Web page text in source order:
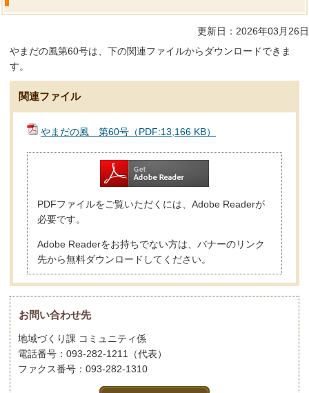
更新日：2026年03月26日
やまだの風第60号は、下の関連ファイルからダウンロードできま
す。
関連ファイル
やまだの風 第60号（PDF:13,166 KB）
PDFファイルをご覧いただくには、Adobe Readerが
必要です。
Adobe Readerをお持ちでない方は、バナーのリンク
先から無料ダウンロードしてください。
お問い合わせ先
地域づくり課 コミュニティ係
電話番号：093-282-1211（代表）
ファクス番号：093-282-1310